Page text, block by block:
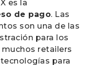
es la
de pago. Las
son una de las
para los
retailers
para